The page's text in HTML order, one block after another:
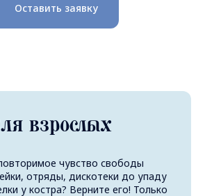
Оставить заявку
взрослых
чувство свободы
отряды, дискотеки до упаду
у костра? Верните его! Только